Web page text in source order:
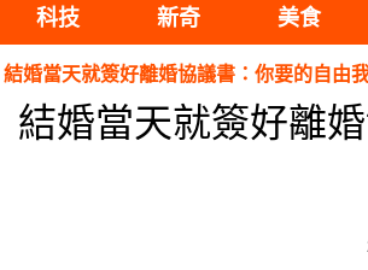
科技 新奇 美食
婚當天就簽好離婚協議書：你要的自由
婚當天就簽好離